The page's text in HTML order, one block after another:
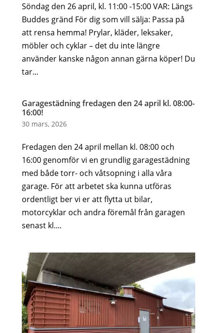
Söndag den 26 april, kl. 11:00 -15:00 VAR: Längs
Buddes gränd För dig som vill sälja: Passa på
att rensa hemma! Prylar, kläder, leksaker,
möbler och cyklar – det du inte längre
använder kanske någon annan gärna köper! Du
tar...
Garagestädning fredagen den 24 april kl. 08:00-
16:00!
30 mars, 2026
Fredagen den 24 april mellan kl. 08:00 och
16:00 genomför vi en grundlig garagestädning
med både torr- och våtsopning i alla våra
garage. För att arbetet ska kunna utföras
ordentligt ber vi er att flytta ut bilar,
motorcyklar och andra föremål från garagen
senast kl....